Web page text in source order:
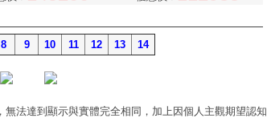
8 9 10 11 12 13 14
法達到顯示與實體完全相同，加上因個人主觀期望認知